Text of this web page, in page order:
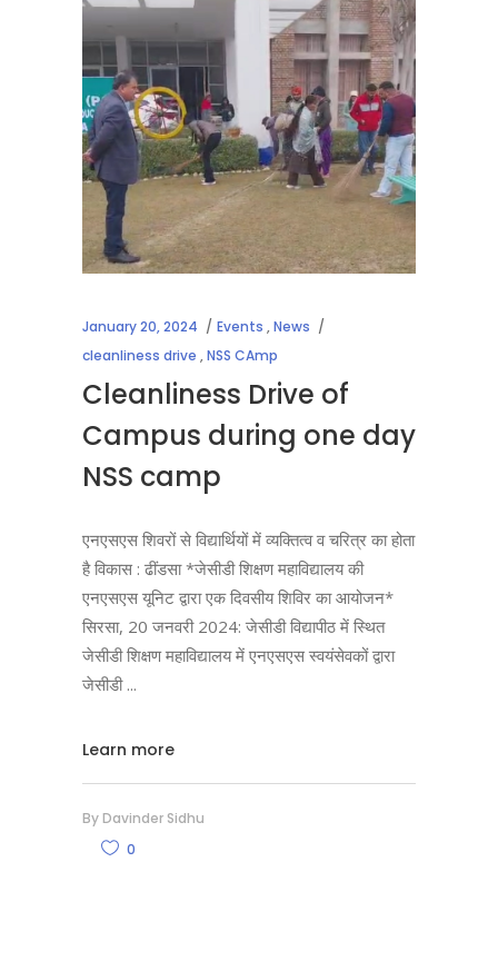
January 20, 2024 Events ,News
cleanliness drive ,NSS CAmp
Cleanliness Drive of
Campus during one day
NSS camp
एनएसएस शिवरों से विद्यार्थियों में व्यक्तित्व व चरित्र का होता
है विकास : ढींडसा *जेसीडी शिक्षण महाविद्यालय की
एनएसएस यूनिट द्वारा एक दिवसीय शिविर का आयोजन*
सिरसा, 20 जनवरी 2024: जेसीडी विद्यापीठ में स्थित
जेसीडी शिक्षण महाविद्यालय में एनएसएस स्वयंसेवकों द्वारा
जेसीडी
Learn more
By Davinder Sidhu
0